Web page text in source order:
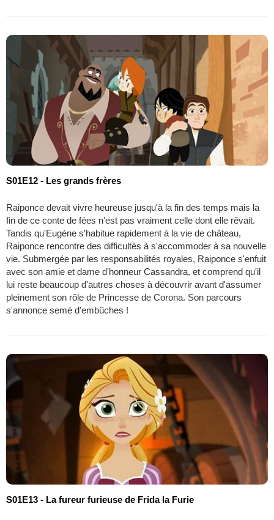
S01E12 - Les grands frères
Raiponce devait vivre heureuse jusqu'à la fin des temps mais la
fin de ce conte de fées n'est pas vraiment celle dont elle rêvait.
Tandis qu'Eugène s'habitue rapidement à la vie de château,
Raiponce rencontre des difficultés à s'accommoder à sa nouvelle
vie. Submergée par les responsabilités royales, Raiponce s'enfuit
avec son amie et dame d'honneur Cassandra, et comprend qu'il
lui reste beaucoup d'autres choses à découvrir avant d'assumer
pleinement son rôle de Princesse de Corona. Son parcours
s'annonce semé d'embûches !
S01E13 - La fureur furieuse de Frida la Furie